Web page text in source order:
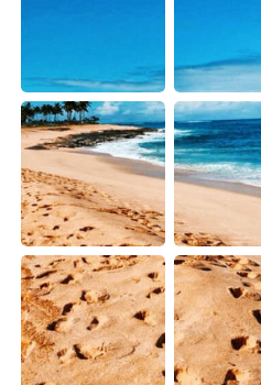
日本語
한국어
ไทย
Italiano
Português